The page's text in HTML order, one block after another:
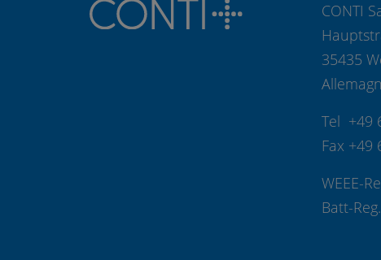
CONTI
35435
Tel +49
Fax +49
WEEE-
Batt-